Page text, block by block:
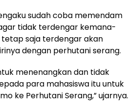
sudah coba memendam
tidak terdengar kemana-
saja terdengar akan
dengan perhutani serang.
menenangkan dan tidak
para mahasiswa itu untuk
ke Perhutani Serang,” ujarnya.